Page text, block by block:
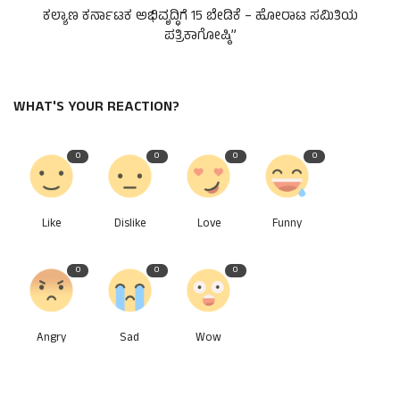
ಕಲ್ಯಾಣ ಕರ್ನಾಟಕ ಅಭಿವೃದ್ಧಿಗೆ 15 ಬೇಡಿಕೆ – ಹೋರಾಟ ಸಮಿತಿಯ
ಪತ್ರಿಕಾಗೋಷ್ಠಿ”
WHAT'S YOUR REACTION?
0
Like
0
Dislike
0
Love
0
Funny
0
Angry
0
Sad
0
Wow